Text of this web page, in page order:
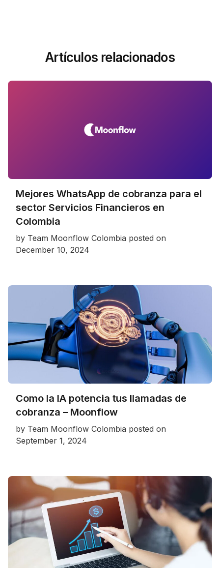
Artículos relacionados
Mejores WhatsApp de cobranza para el
sector Servicios Financieros en
Colombia
by Team Moonflow Colombia posted on
December 10, 2024
Como la IA potencia tus llamadas de
cobranza – Moonflow
by Team Moonflow Colombia posted on
September 1, 2024